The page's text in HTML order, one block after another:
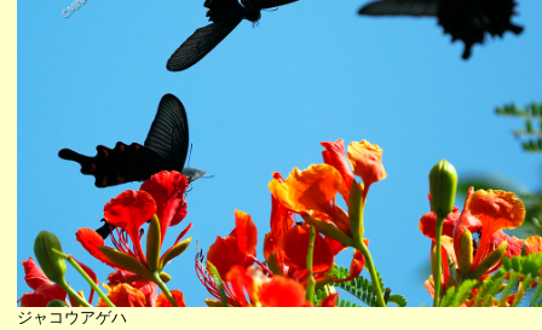
ジャコウアゲハ